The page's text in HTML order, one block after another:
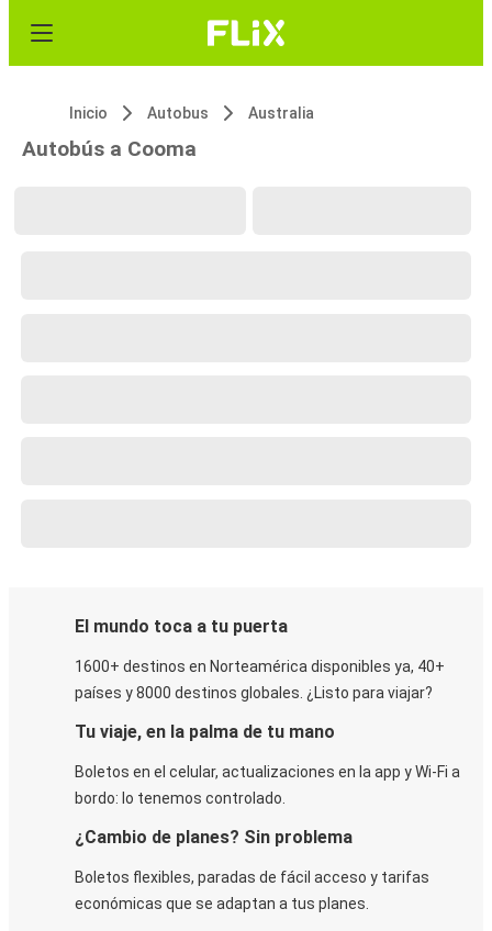
Inicio Autobus Australia
Autobús a Cooma
El mundo toca a tu puerta
1600+ destinos en Norteamérica disponibles ya, 40+
países y 8000 destinos globales. ¿Listo para viajar?
Tu viaje, en la palma de tu mano
Boletos en el celular, actualizaciones en la app y Wi-Fi a
bordo: lo tenemos controlado.
¿Cambio de planes? Sin problema
Boletos flexibles, paradas de fácil acceso y tarifas
económicas que se adaptan a tus planes.